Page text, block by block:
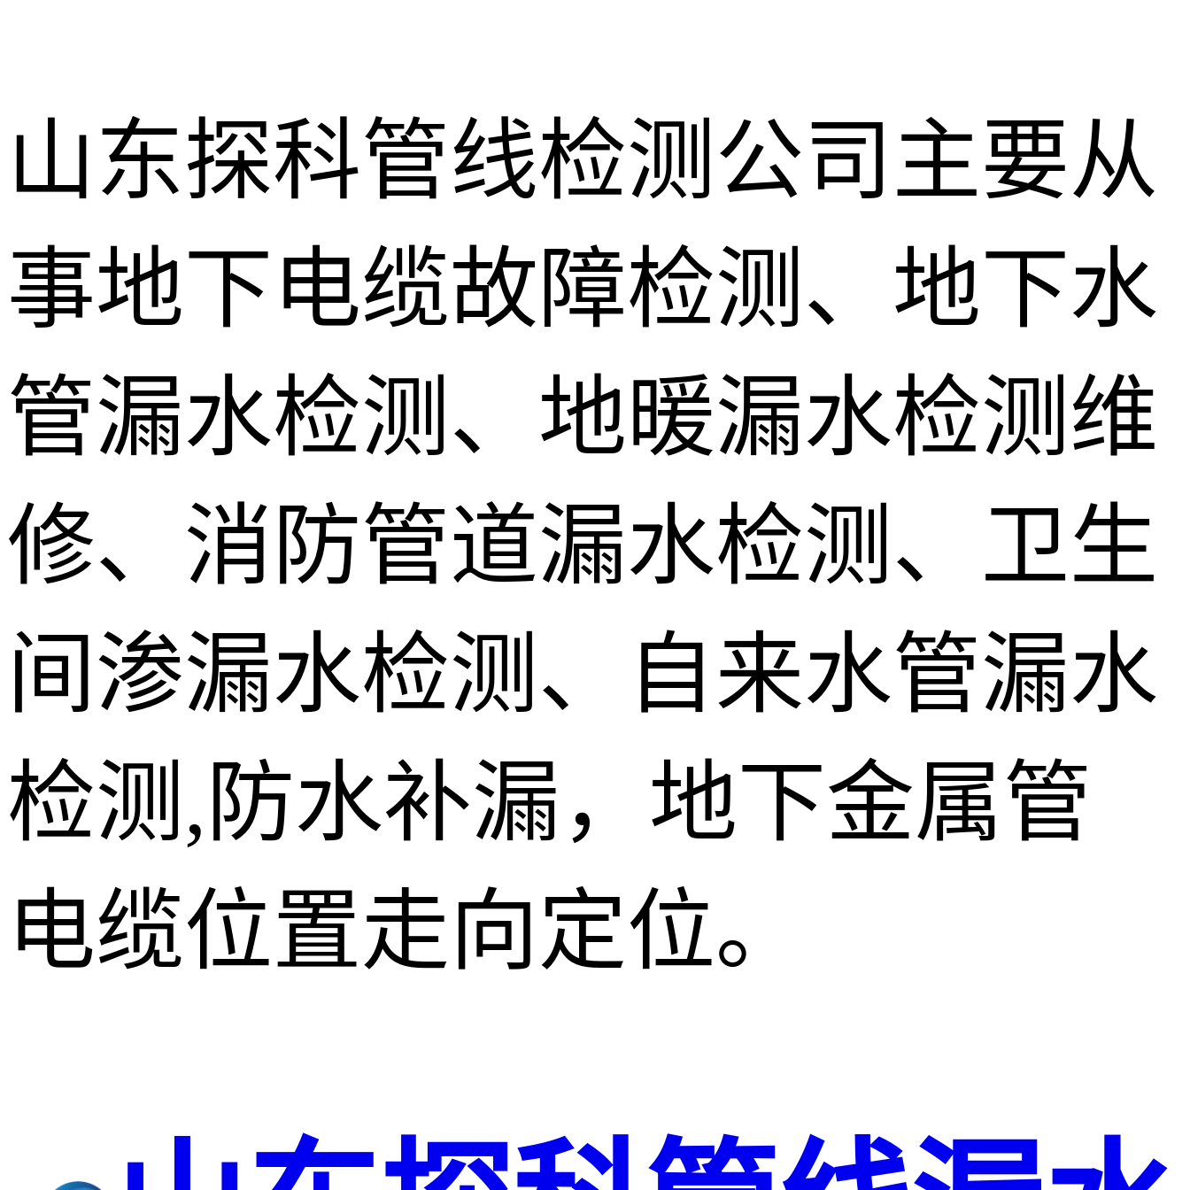
山东探科管线检测公司主要从
事地下电缆故障检测、地下水
管漏水检测、地暖漏水检测维
修、消防管道漏水检测、卫生
间渗漏水检测、自来水管漏水
检测,防水补漏，地下金属管
电缆位置走向定位。